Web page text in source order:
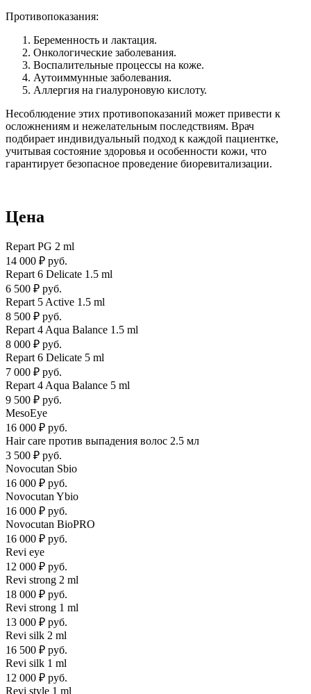
Противопоказания:
Беременность и лактация.
Онкологические заболевания.
Воспалительные процессы на коже.
Аутоиммунные заболевания.
Аллергия на гиалуроновую кислоту.
Несоблюдение этих противопоказаний может привести к
осложнениям и нежелательным последствиям. Врач
подбирает индивидуальный подход к каждой пациентке,
учитывая состояние здоровья и особенности кожи, что
гарантирует безопасное проведение биоревитализации.
Цена
Repart PG 2 ml
14 000 ₽ руб.
Repart 6 Delicate 1.5 ml
6 500 ₽ руб.
Repart 5 Active 1.5 ml
8 500 ₽ руб.
Repart 4 Aqua Balance 1.5 ml
8 000 ₽ руб.
Repart 6 Delicate 5 ml
7 000 ₽ руб.
Repart 4 Aqua Balance 5 ml
9 500 ₽ руб.
MesoEye
16 000 ₽ руб.
Hair care против выпадения волос 2.5 мл
3 500 ₽ руб.
Novocutan Sbio
16 000 ₽ руб.
Novocutan Ybio
16 000 ₽ руб.
Novocutan BioPRO
16 000 ₽ руб.
Revi eye
12 000 ₽ руб.
Revi strong 2 ml
18 000 ₽ руб.
Revi strong 1 ml
13 000 ₽ руб.
Revi silk 2 ml
16 500 ₽ руб.
Revi silk 1 ml
12 000 ₽ руб.
Revi style 1 ml